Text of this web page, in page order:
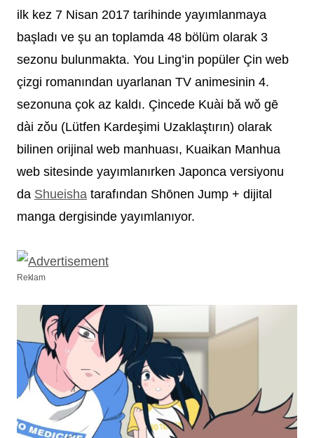
ilk kez 7 Nisan 2017 tarihinde yayımlanmaya
başladı ve şu an toplamda 48 bölüm olarak 3
sezonu bulunmakta. You Ling’in popüler Çin web
çizgi romanından uyarlanan TV animesinin 4.
sezonuna çok az kaldı. Çincede Kuài bǎ wǒ gē
dài zǒu (Lütfen Kardeşimi Uzaklaştırın) olarak
bilinen orijinal web manhuası, Kuaikan Manhua
web sitesinde yayımlanırken Japonca versiyonu
da Shueisha tarafından Shōnen Jump + dijital
manga dergisinde yayımlanıyor.
Reklam